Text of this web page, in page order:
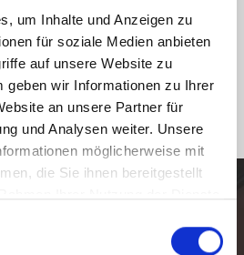
um Inhalte und Anzeigen zu
für soziale Medien anbieten
auf unsere Website zu
geben wir Informationen zu Ihrer
an unsere Partner für
und Analysen weiter. Unsere
möglicherweise mit
die Sie ihnen bereitgestellt
ist er außerdemPartner der
Darüber hinaus nimmt Lünendonk
für Augsburg an
IVD teil.